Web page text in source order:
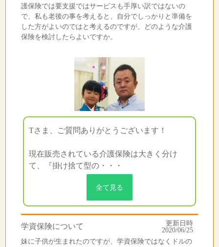
護保険では要支援ではサービスも手厚い訳ではないの
で、私も老後の事を考えると、自分でしっかりと準備を
した方がよいのではと考えるのですが、どのような介護
保険を検討したらよいですか。
Tさま、ご質問ありがとうございます！
現在販売されている介護保険は大きく分け
て、『掛け捨て型の・・・
全て見る
学資保険について
更新日時
2020/06/25
妹に子供が生まれたのですが、学資保険ではなくドルの